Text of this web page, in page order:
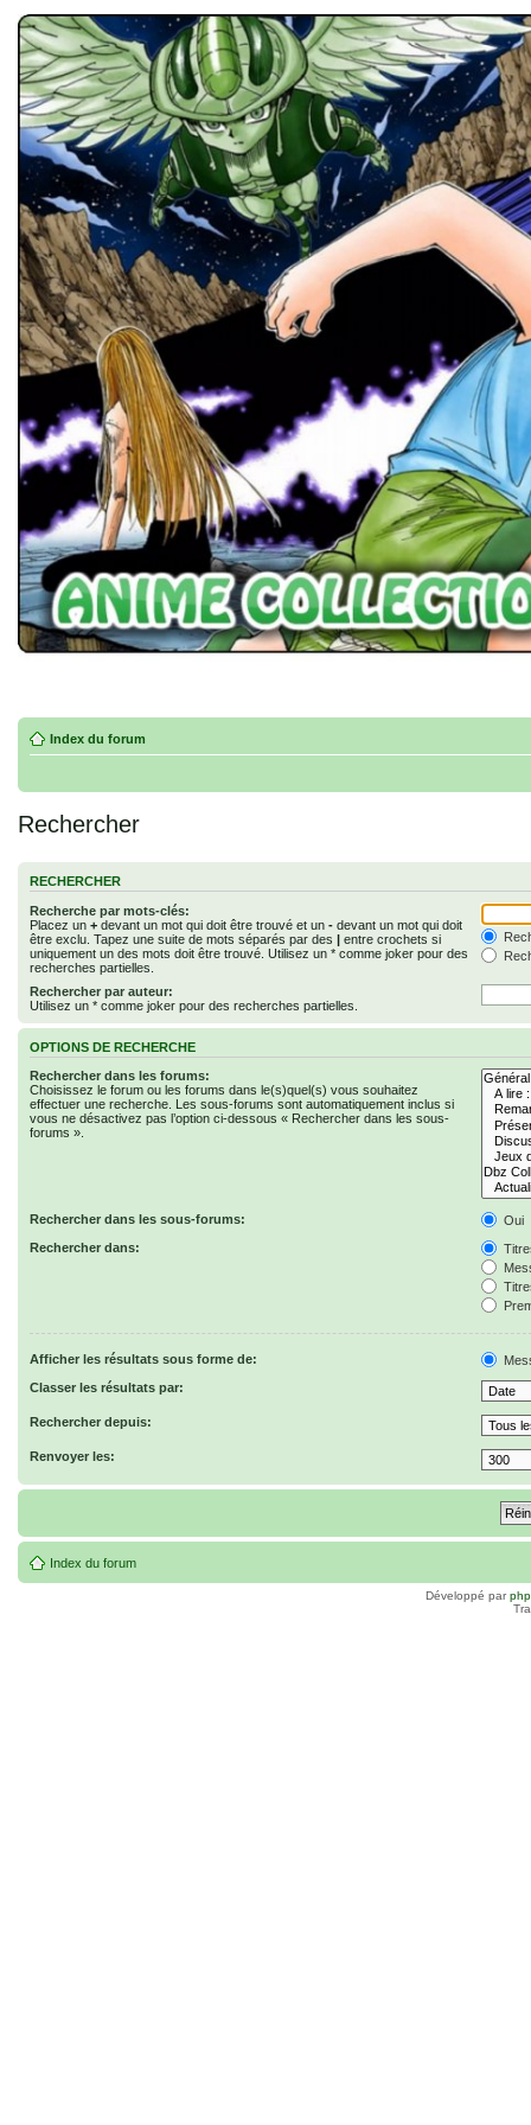
Index du forum
Rechercher
RECHERCHER
Recherche par mots-clés:
Placez un + devant un mot qui doit être trouvé et un - devant un mot qui doit
être exclu. Tapez une suite de mots séparés par des | entre crochets si
uniquement un des mots doit être trouvé. Utilisez un * comme joker pour des
recherches partielles.
Rechercher par auteur:
Utilisez un * comme joker pour des recherches partielles.
OPTIONS DE RECHERCHE
Rechercher dans les forums:
Choisissez le forum ou les forums dans le(s)quel(s) vous souhaitez
effectuer une recherche. Les sous-forums sont automatiquement inclus si
vous ne désactivez pas l’option ci-dessous « Rechercher dans les sous-
forums ».
Rechercher dans les sous-forums:
Oui
Rechercher dans:
Afficher les résultats sous forme de:
Classer les résultats par:
Rechercher depuis:
Renvoyer les:
Index du forum
Développé par